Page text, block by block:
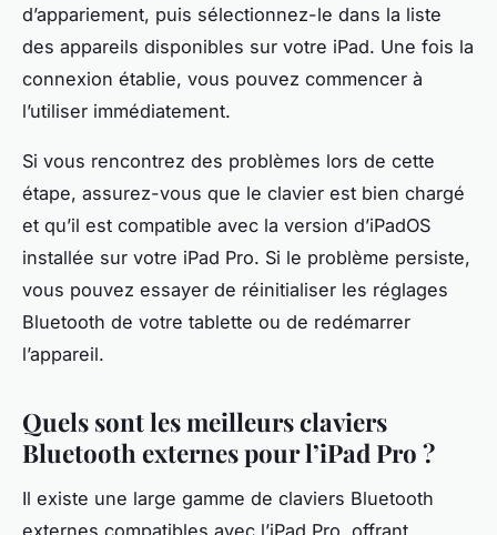
d’appariement, puis sélectionnez-le dans la liste
des appareils disponibles sur votre iPad. Une fois la
connexion établie, vous pouvez commencer à
l’utiliser immédiatement.
Si vous rencontrez des problèmes lors de cette
étape, assurez-vous que le clavier est bien chargé
et qu’il est compatible avec la version d’iPadOS
installée sur votre iPad Pro. Si le problème persiste,
vous pouvez essayer de réinitialiser les réglages
Bluetooth de votre tablette ou de redémarrer
l’appareil.
Quels sont les meilleurs claviers
Bluetooth externes pour l’iPad Pro ?
Il existe une large gamme de claviers Bluetooth